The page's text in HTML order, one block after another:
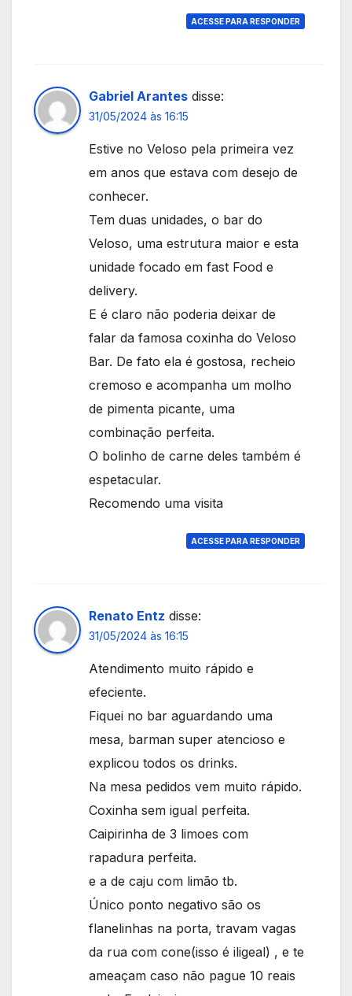
ACESSE PARA RESPONDER
Gabriel Arantes disse:
31/05/2024 às 16:15
Estive no Veloso pela primeira vez
em anos que estava com desejo de
conhecer.
Tem duas unidades, o bar do
Veloso, uma estrutura maior e esta
unidade focado em fast Food e
delivery.
E é claro não poderia deixar de
falar da famosa coxinha do Veloso
Bar. De fato ela é gostosa, recheio
cremoso e acompanha um molho
de pimenta picante, uma
combinação perfeita.
O bolinho de carne deles também é
espetacular.
Recomendo uma visita
ACESSE PARA RESPONDER
Renato Entz disse:
31/05/2024 às 16:15
Atendimento muito rápido e
efeciente.
Fiquei no bar aguardando uma
mesa, barman super atencioso e
explicou todos os drinks.
Na mesa pedidos vem muito rápido.
Coxinha sem igual perfeita.
Caipirinha de 3 limoes com
rapadura perfeita.
e a de caju com limão tb.
Único ponto negativo são os
flanelinhas na porta, travam vagas
da rua com cone(isso é iligeal) , e te
ameaçam caso não pague 10 reais